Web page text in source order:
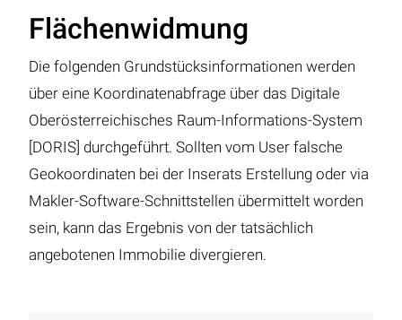
Flächenwidmung
Die folgenden Grundstücksinformationen werden
über eine Koordinatenabfrage über das Digitale
Oberösterreichisches Raum-Informations-System
[DORIS] durchgeführt. Sollten vom User falsche
Geokoordinaten bei der Inserats Erstellung oder via
Makler-Software-Schnittstellen übermittelt worden
sein, kann das Ergebnis von der tatsächlich
angebotenen Immobilie divergieren.